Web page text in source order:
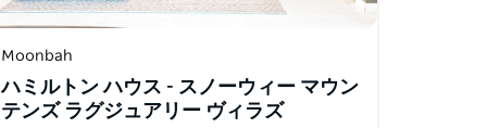
Moonbah
ハミルトン ハウス - スノーウィー マウン
テンズ ラグジュアリー ヴィラズ